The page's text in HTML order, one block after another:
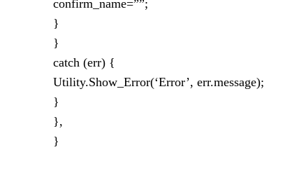
confirm_name=””;
}
}
catch (err) {
Utility.Show_Error(‘Error’, err.message);
}
},
}